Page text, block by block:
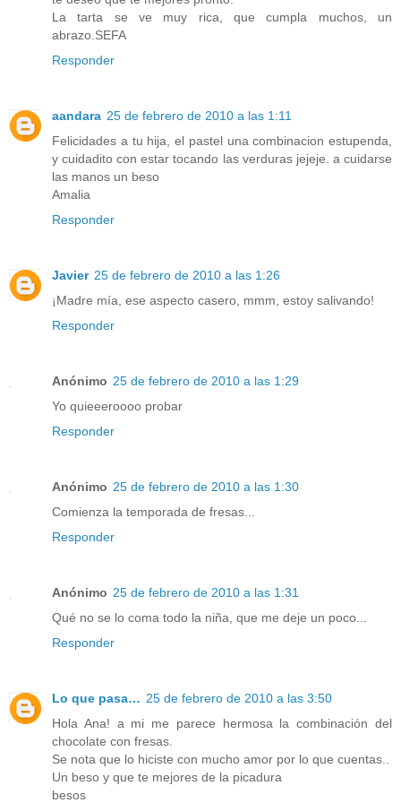
La tarta se ve muy rica, que cumpla muchos, un
abrazo.SEFA
Responder
aandara 25 de febrero de 2010 a las 1:11
Felicidades a tu hija, el pastel una combinacion estupenda,
y cuidadito con estar tocando las verduras jejeje. a cuidarse
las manos un beso
Amalia
Responder
Javier 25 de febrero de 2010 a las 1:26
¡Madre mía, ese aspecto casero, mmm, estoy salivando!
Responder
Anónimo 25 de febrero de 2010 a las 1:29
Yo quieeeroooo probar
Responder
Anónimo 25 de febrero de 2010 a las 1:30
Comienza la temporada de fresas...
Responder
Anónimo 25 de febrero de 2010 a las 1:31
Qué no se lo coma todo la niña, que me deje un poco...
Responder
Lo que pasa… 25 de febrero de 2010 a las 3:50
Hola Ana! a mi me parece hermosa la combinación del
chocolate con fresas.
Se nota que lo hiciste con mucho amor por lo que cuentas..
Un beso y que te mejores de la picadura
besos